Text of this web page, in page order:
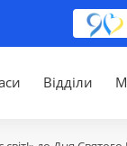
Відділи